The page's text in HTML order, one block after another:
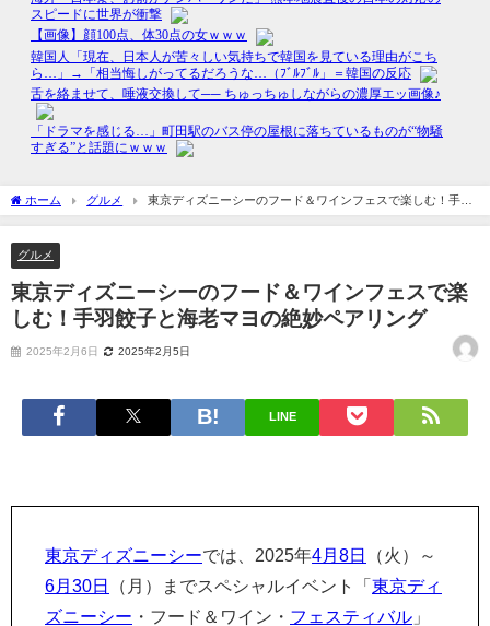
ホーム グルメ
東京ディズニーシーのフード＆ワインフェスで楽しむ！手羽
餃子と海老マヨの絶妙ペアリング
グルメ
東京ディズニーシーのフード＆ワインフェスで楽
しむ！手羽餃子と海老マヨの絶妙ペアリング
2025年2月6日 2025年2月5日
LINE
東京ディズニーシーでは、2025年4月8日
（火）～
6月30日
（月）までスペシャルイベント「 東京ディ
ズニーシー ・フード＆ワイン・ フェスティバル 」